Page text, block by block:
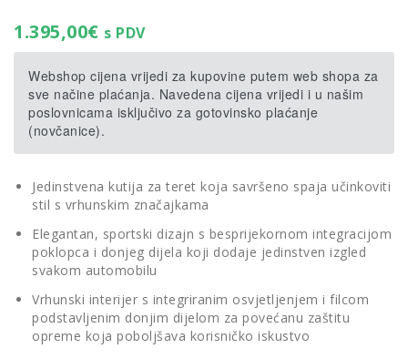
1.395,00€ s PDV
Webshop cijena vrijedi za kupovine putem web shopa za
sve načine plaćanja. Navedena cijena vrijedi i u našim
poslovnicama isključivo za gotovinsko plaćanje
(novčanice).
Jedinstvena kutija za teret koja savršeno spaja učinkoviti
stil s vrhunskim značajkama
Elegantan, sportski dizajn s besprijekornom integracijom
poklopca i donjeg dijela koji dodaje jedinstven izgled
svakom automobilu
Vrhunski interijer s integriranim osvjetljenjem i filcom
podstavljenim donjim dijelom za povećanu zaštitu
opreme koja poboljšava korisničko iskustvo